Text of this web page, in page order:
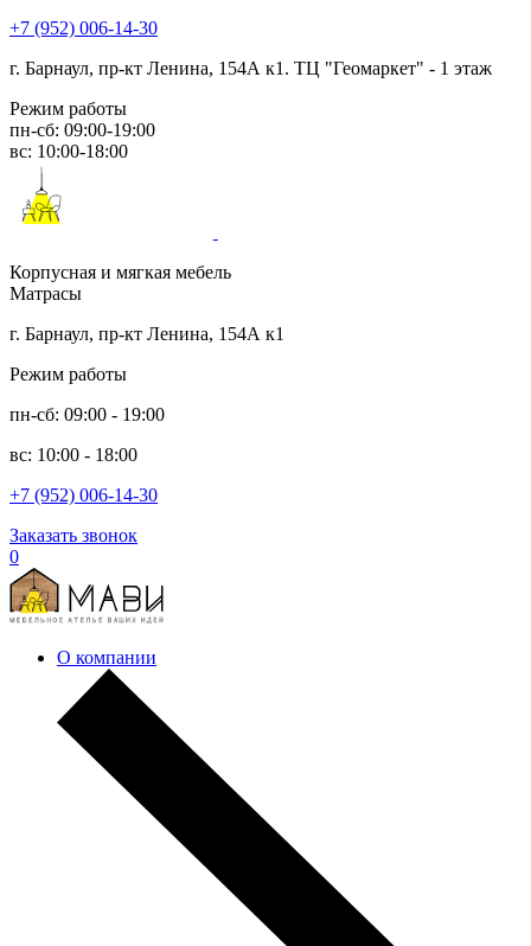
+7 (952) 006-14-30
г. Барнаул, пр-кт Ленина, 154А к1. ТЦ "Геомаркет" - 1 этаж
Режим работы
пн-сб: 09:00-19:00
вс: 10:00-18:00
Корпусная и мягкая мебель
Матрасы
г. Барнаул, пр-кт Ленина, 154А к1
Режим работы
пн-сб: 09:00 - 19:00
вс: 10:00 - 18:00
+7 (952) 006-14-30
Заказать звонок
0
О компании